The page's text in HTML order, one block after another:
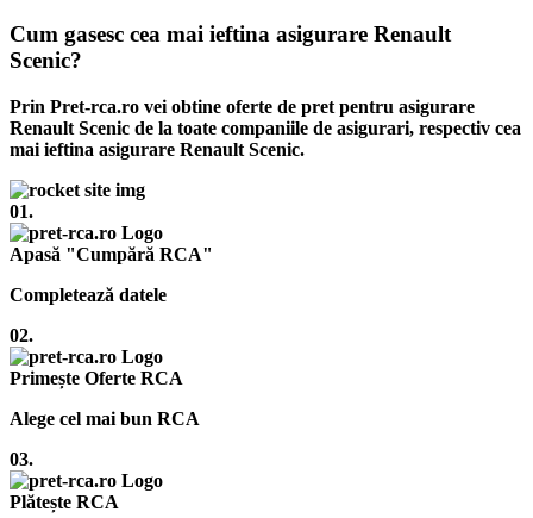
Cum gasesc cea mai ieftina asigurare Renault
Scenic?
Prin Pret-rca.ro vei obtine oferte de pret pentru asigurare
Renault Scenic de la toate companiile de asigurari, respectiv cea
mai ieftina asigurare Renault Scenic.
01.
Apasă "Cumpără RCA"
Completează datele
02.
Primește Oferte RCA
Alege cel mai bun RCA
03.
Plătește RCA